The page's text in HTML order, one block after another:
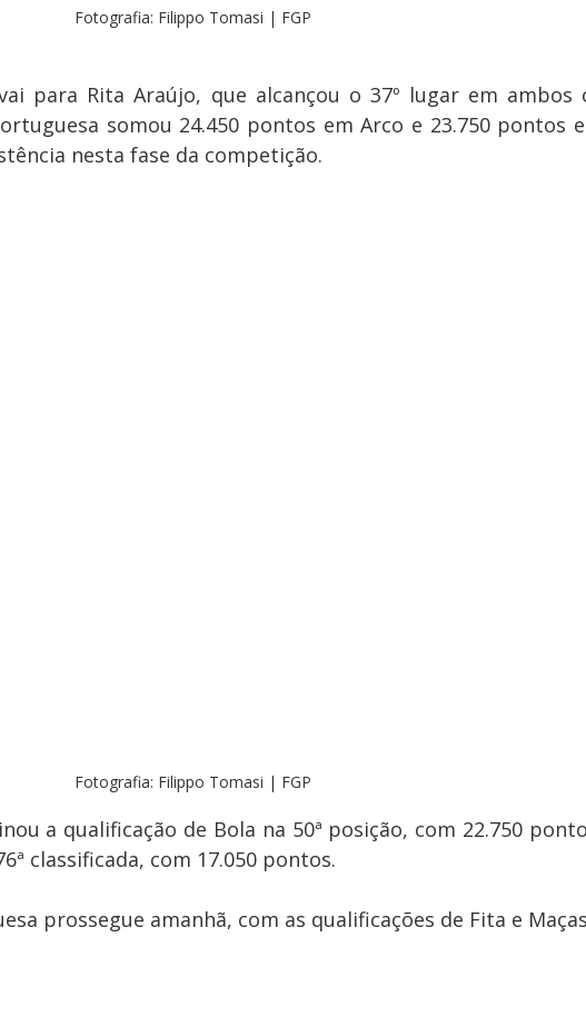
Fotografia: Filippo Tomasi | FGP
para Rita Araújo, que alcançou o 37º lugar em ambos
somou 24.450 pontos em Arco e 23.750 pontos
nesta fase da competição.
Fotografia: Filippo Tomasi | FGP
a qualificação de Bola na 50ª posição, com 22.750
classificada, com 17.050 pontos.
prossegue amanhã, com as qualificações de Fita e